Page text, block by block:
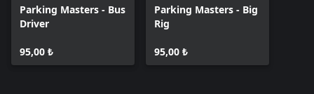
Parking Masters - Bus
Driver
95,00 ₺
Parking Masters - Big
Rig
95,00 ₺